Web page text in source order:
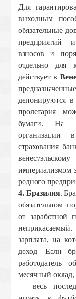
Для
выходным
обязательные
предприятий
взносов и
отдельно для
действует в
депонируются в
пролетария
бумаги. На
организации
страхования
империализмом
родного
4. Бразилия.
обязательном
от заработной
зарплата, на
доход. Если
работодатель
месячный
— весь